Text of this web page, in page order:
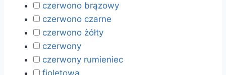
czerwono brązowy
czerwono czarne
czerwono żółty
czerwony
czerwony rumieniec
fioletowa